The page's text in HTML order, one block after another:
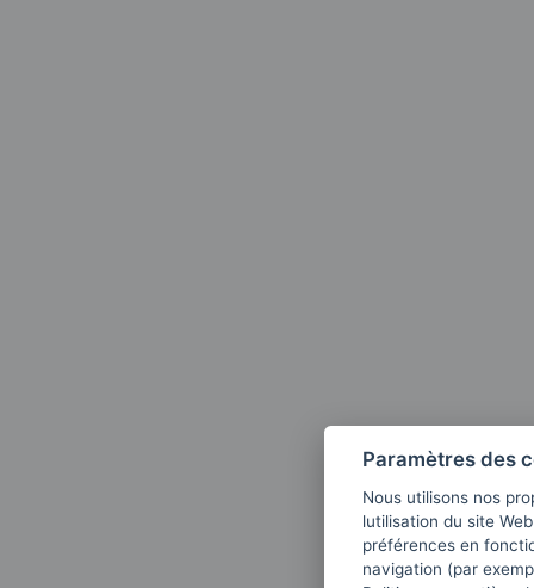
Paramètres des
Nous utilisons nos
lutilisation du site
préférences en
navigation (par